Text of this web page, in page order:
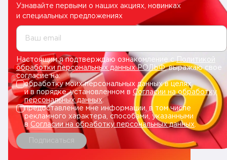
Узнавайте первыми о наших акциях, новинках
и специальных предложениях
Ваш email
Настоящим я подтверждаю ознакомление сПолитикой
обработки персональных данных РОЛЬФ, выражаю свое
согласие на:
обработку моих персональных данных в целях
и в порядке, установленном в Согласии на обработку
персональных данных.
предоставление мне информации, в том числе
рекламного характера, способами, указанными
в Согласии на обработку персональных данных
Подписаться